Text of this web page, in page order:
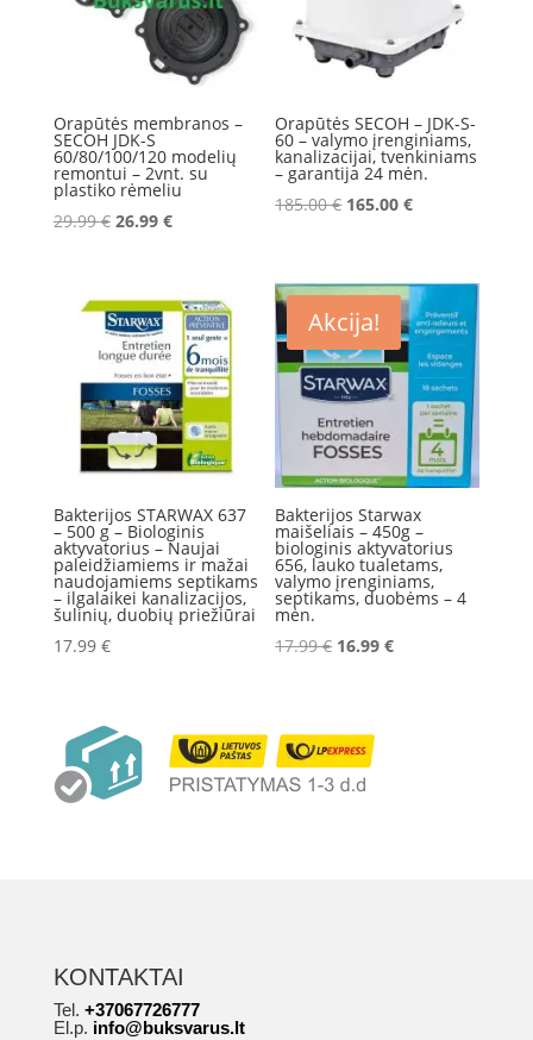
Orapūtės membranos –
SECOH JDK-S
60/80/100/120 modelių
remontui – 2vnt. su
plastiko rėmeliu
29.99€ Original
29.99 €.
26.99 €Current
26.99 €.
Orapūtės SECOH – JDK-S-
60 – valymo įrenginiams,
kanalizacijai, tvenkiniams
– garantija 24 mėn.
185.00€ Original
185.00 €.
165.00€Current
165.00 €.
Bakterijos STARWAX 637
– 500 g – Biologinis
aktyvatorius – Naujai
paleidžiamiems ir mažai
naudojamiems septikams
– ilgalaikei kanalizacijos,
šulinių, duobių priežiūrai
17.99 €
Akcija!
Bakterijos Starwax
maišeliais – 450g –
biologinis aktyvatorius
656, lauko tualetams,
valymo įrenginiams,
septikams, duobėms – 4
mėn.
17.99€ Original
16.99€Current
KONTAKTAI
Tel. +37067726777
El.p. info@buksvarus.lt